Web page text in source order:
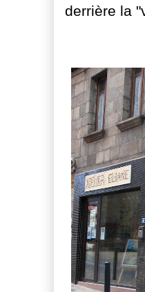
derrière la